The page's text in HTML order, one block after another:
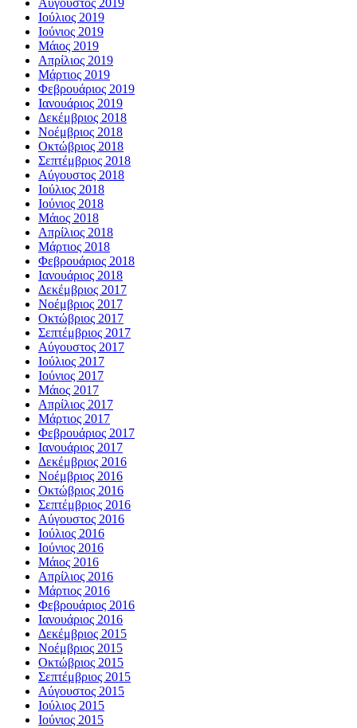
Αύγουστος 2019
Ιούλιος 2019
Ιούνιος 2019
Μάιος 2019
Απρίλιος 2019
Μάρτιος 2019
Φεβρουάριος 2019
Ιανουάριος 2019
Δεκέμβριος 2018
Νοέμβριος 2018
Οκτώβριος 2018
Σεπτέμβριος 2018
Αύγουστος 2018
Ιούλιος 2018
Ιούνιος 2018
Μάιος 2018
Απρίλιος 2018
Μάρτιος 2018
Φεβρουάριος 2018
Ιανουάριος 2018
Δεκέμβριος 2017
Νοέμβριος 2017
Οκτώβριος 2017
Σεπτέμβριος 2017
Αύγουστος 2017
Ιούλιος 2017
Ιούνιος 2017
Μάιος 2017
Απρίλιος 2017
Μάρτιος 2017
Φεβρουάριος 2017
Ιανουάριος 2017
Δεκέμβριος 2016
Νοέμβριος 2016
Οκτώβριος 2016
Σεπτέμβριος 2016
Αύγουστος 2016
Ιούλιος 2016
Ιούνιος 2016
Μάιος 2016
Απρίλιος 2016
Μάρτιος 2016
Φεβρουάριος 2016
Ιανουάριος 2016
Δεκέμβριος 2015
Νοέμβριος 2015
Οκτώβριος 2015
Σεπτέμβριος 2015
Αύγουστος 2015
Ιούλιος 2015
Ιούνιος 2015